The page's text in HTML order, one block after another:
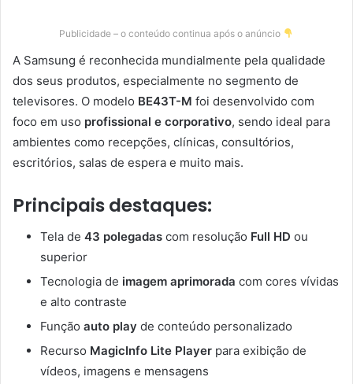
Publicidade – o conteúdo continua após o anúncio
A Samsung é reconhecida mundialmente pela qualidade
dos seus produtos, especialmente no segmento de
televisores. O modelo BE43T-M foi desenvolvido com
foco em uso profissional e corporativo, sendo ideal para
ambientes como recepções, clínicas, consultórios,
escritórios, salas de espera e muito mais.
Principais destaques:
Tela de 43 polegadas com resolução Full HD ou
superior
Tecnologia de imagem aprimorada com cores vívidas
e alto contraste
Função auto play de conteúdo personalizado
Recurso MagicInfo Lite Player para exibição de
vídeos, imagens e mensagens